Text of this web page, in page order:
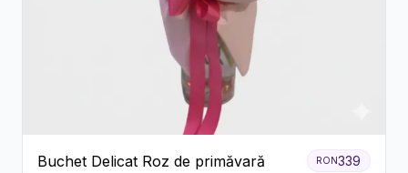
Buchet Delicat Roz de primăvară RON339